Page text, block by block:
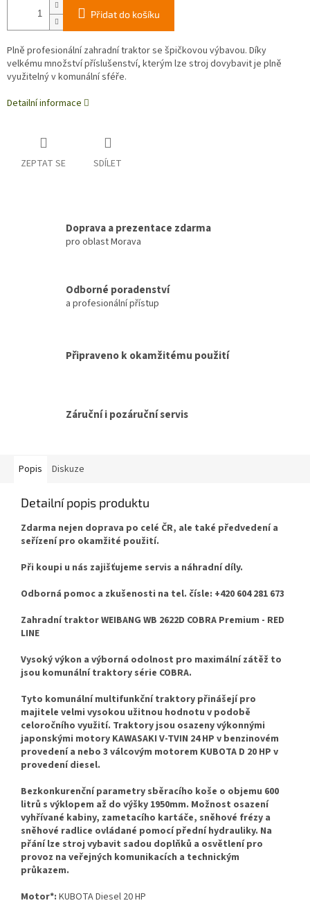
Přidat do košíku
Plně profesionální zahradní traktor se špičkovou výbavou. Díky
velkému množství příslušenství, kterým lze stroj dovybavit je plně
využitelný v komunální sféře.
Detailní informace
ZEPTAT SE SDÍLET
Doprava a prezentace zdarma
pro oblast Morava
Odborné poradenství
a profesionální přístup
Připraveno k okamžitému použití
Záruční i pozáruční servis
Popis Diskuze
Detailní popis produktu
Zdarma nejen doprava po celé ČR, ale také předvedení a
seřízení pro okamžité použití.
Při koupi u nás zajišťujeme servis a náhradní díly.
Odborná pomoc a zkušenosti na tel. čísle: +420 604 281 673
Zahradní traktor WEIBANG WB 2622D COBRA Premium - RED
LINE
Vysoký výkon a výborná odolnost pro maximální zátěž to
jsou komunální traktory série COBRA.
Tyto komunální multifunkční traktory přinášejí pro
majitele velmi vysokou užitnou hodnotu v podobě
celoročního využití. Traktory jsou osazeny výkonnými
japonskými motory KAWASAKI V-TVIN 24 HP v benzinovém
provedení a nebo 3 válcovým motorem KUBOTA D 20 HP v
provedení diesel.
Bezkonkurenční parametry sběracího koše o objemu 600
litrů s výklopem až do výšky 1950mm. Možnost osazení
vyhřívané kabiny, zametacího kartáče, sněhové frézy a
sněhové radlice ovládané pomocí přední hydrauliky. Na
přání lze stroj vybavit sadou doplňků a osvětlení pro
provoz na veřejných komunikacích a technickým
průkazem.
Motor*: KUBOTA Diesel 20 HP